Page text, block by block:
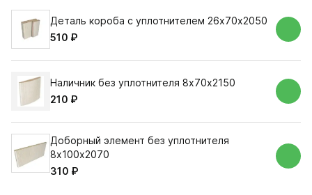
Деталь короба с уплотнителем 26х70х2050
510 ₽
Наличник без уплотнителя 8х70х2150
210 ₽
Доборный элемент без уплотнителя
8х100х2070
310 ₽